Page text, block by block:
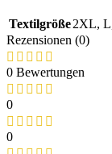
Textilgröße2XL, L
Rezensionen (0)
0 Bewertungen
0
0